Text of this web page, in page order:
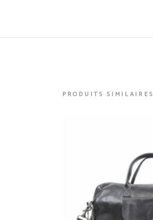
PRODUITS SIMILAIRES